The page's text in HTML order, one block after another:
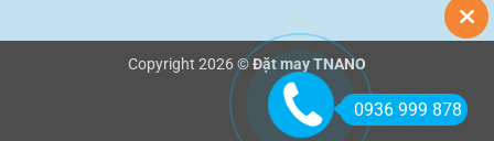
Copyright 2026 ©Đặt may TNANO
0936 999 878